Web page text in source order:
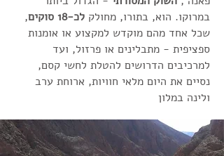
במרוקו. הוא, בתורו, מחולק לכ-18 סוקים
,
שכל אחד מהם מוקדש למקצוע או אומנות
ספציפית - מתבלינים או פרזול, ועד
למרכיבים הדרושים להטלת לחשי קסם,
נסיים את היום מלאי חוויות, ארוחת ערב
ולינה במלון